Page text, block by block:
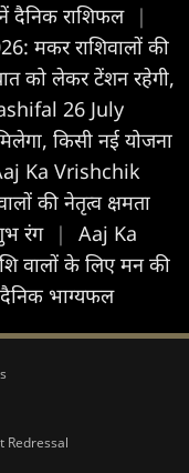
दैनिक राशिफल |
मकर राशिवालों की
को लेकर टेंशन रहेगी,
26 July
किसी नई योजना
Ka Vrishchik
की नेतृत्व क्षमता
रंग |
Aaj Ka
वालों के लिए मन की
दैनिक भाग्यफल
Redressal